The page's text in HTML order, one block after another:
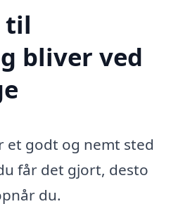
til
bliver ved
et godt og nemt sted
får det gjort, desto
du.